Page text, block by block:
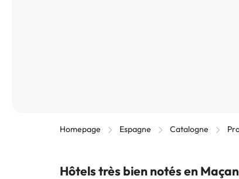
Homepage Espagne Catalogne
Hôtels très bien notés en